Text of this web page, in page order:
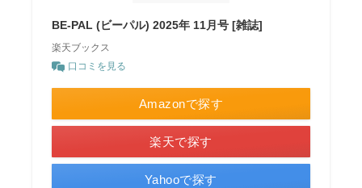
BE-PAL (ビーパル) 2025年 11月号 [雑誌]
楽天ブックス
口コミを見る
Amazonで探す
楽天で探す
Yahooで探す